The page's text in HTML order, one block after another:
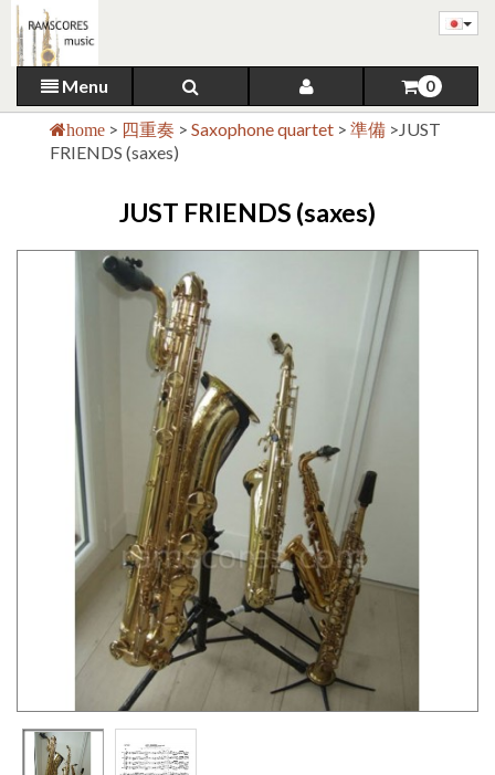
Menu 0
home > 四重奏 > Saxophone quartet > 準備 >JUST
FRIENDS (saxes)
JUST FRIENDS (saxes)